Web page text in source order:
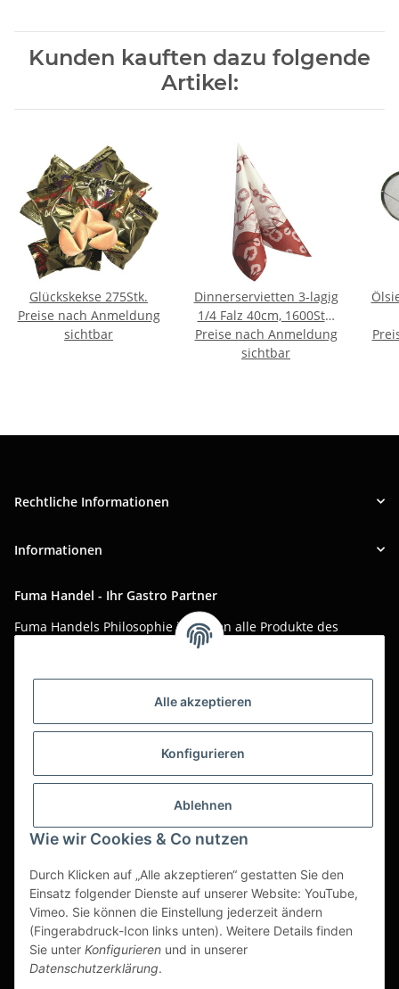
Alle akzeptieren
Konfigurieren
Ablehnen
Wie wir Cookies & Co nutzen
Durch Klicken auf „Alle akzeptieren“ gestatten Sie den
Einsatz folgender Dienste auf unserer Website: YouTube,
Vimeo. Sie können die Einstellung jederzeit ändern
(Fingerabdruck-Icon links unten). Weitere Details finden
Sie unter Konfigurieren und in unserer
Datenschutzerklärung.
Kunden kauften dazu folgende
Artikel:
Glückskekse 275Stk.
Preise nach Anmeldung
sichtbar
Dinnerservietten 3-lagig
1/4 Falz 40cm, 1600Stk.
D. Bordeaux
Preise nach Anmeldung
sichtbar
Rechtliche Informationen
Informationen
Fuma Handel - Ihr Gastro Partner
Fuma Handels Philosophie ist, Ihnen alle Produkte des
täglichen Gastro-Alltags zu günstigen Online-Preisen mit
Asiatika, Gastraum-Dekorationen, Tischgedeck, Servietten,
weltweit um Ihnen das perfekte Produkt zum optimalen Preis
Seit über 20 Jahren sind wir für Sie im Einsatz!
geltender gesetzl. USt.
Dies ist ein reiner B2B Shop für Gewerbetreibende -
Bestellungen von Privatkunden werden nicht bearbeitet!
Partner-Seite
https://ruuga.de
* Alle Preise zzgl. gesetzlicher USt., zzgl.